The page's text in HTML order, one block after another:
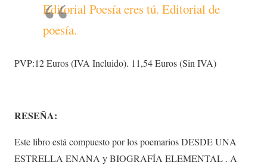
Editorial Poesía eres tú. Editorial de
poesía.
PVP:12 Euros (IVA Incluido). 11,54 Euros (Sin IVA)
RESEÑA:
Este libro está compuesto por los poemarios DESDE UNA
ESTRELLA ENANA y BIOGRAFÍA ELEMENTAL . A